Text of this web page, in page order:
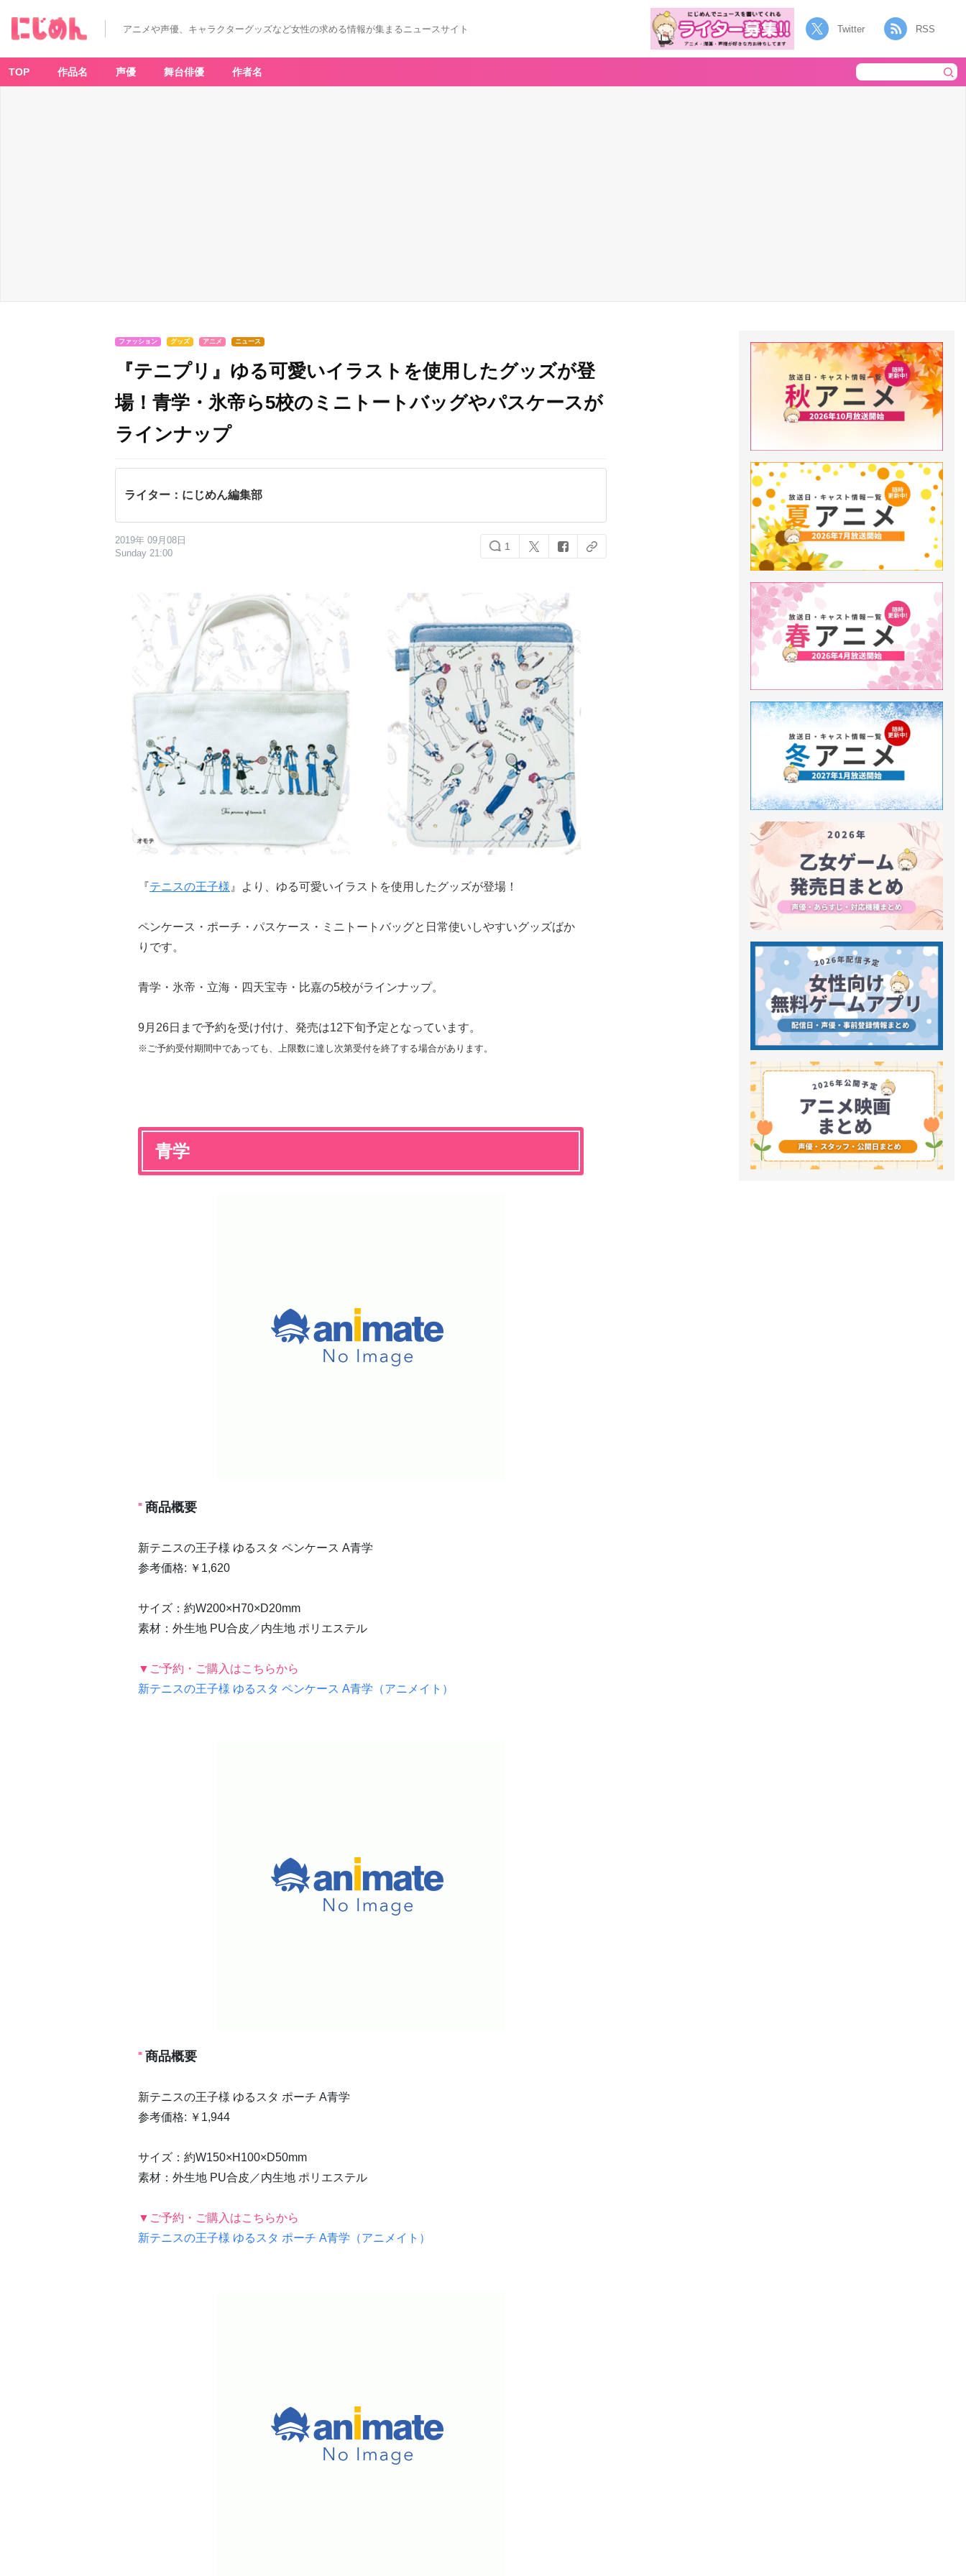
アニメや声優、キャラクターグッズなど女性の求める情報が集まるニュースサイト Twitter RSS
TOP 作品名 声優 舞台俳優 作者名
ファッション グッズ アニメ ニュース
『テニプリ』ゆる可愛いイラストを使用したグッズが登
場！青学・氷帝ら5校のミニトートバッグやパスケースが
ラインナップ
ライター：にじめん編集部
2019年 09月08日
Sunday 21:00
1
『テニスの王子様 』より、ゆる可愛いイラストを使用したグッズが登場！
ペンケース・ポーチ・パスケース・ミニトートバッグと日常使いしやすいグッズばか
りです。
青学・氷帝・立海・四天宝寺・比嘉の5校がラインナップ。
9月26日まで予約を受け付け、発売は12下旬予定となっています。
※ご予約受付期間中であっても、上限数に達し次第受付を終了する場合があります。
青学
商品概要
新テニスの王子様 ゆるスタ ペンケース A青学
参考価格: ￥1,620
サイズ：約W200×H70×D20mm
素材：外生地 PU合皮／内生地 ポリエステル
▼ご予約・ご購入はこちらから
新テニスの王子様 ゆるスタ ペンケース A青学（アニメイト）
商品概要
新テニスの王子様 ゆるスタ ポーチ A青学
参考価格: ￥1,944
サイズ：約W150×H100×D50mm
素材：外生地 PU合皮／内生地 ポリエステル
▼ご予約・ご購入はこちらから
新テニスの王子様 ゆるスタ ポーチ A青学（アニメイト）